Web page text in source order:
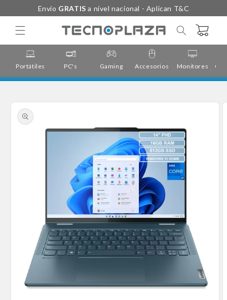
directamente
Envío GRATISa nivel nacional - Aplican T&C
Carrito
Portátiles PC's Gaming Accesorios Monitores
directamente
a la
información
del producto